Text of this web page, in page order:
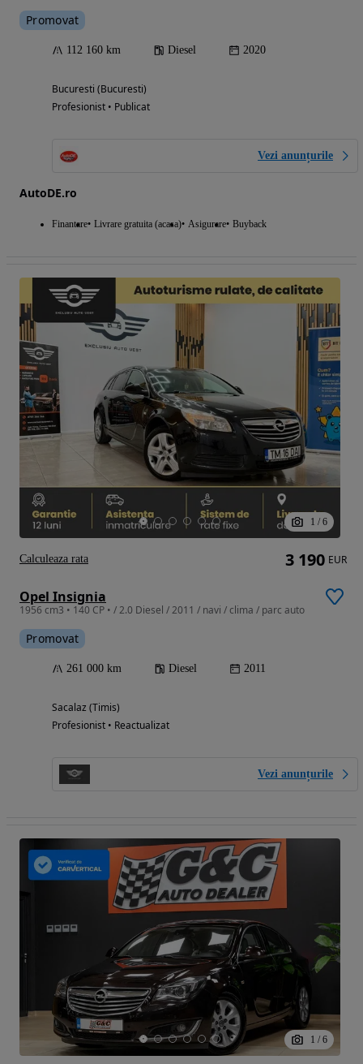
Promovat
112 160 km Diesel 2020
Bucuresti (Bucuresti)
Profesionist • Publicat
Vezi anunțurile
AutoDE.ro
Finantare Livrare gratuita (acasa) Asigurare Buyback
1 / 6
Opel Insignia
1956 cm3 • 140 CP • / 2.0 Diesel / 2011 / navi / clima / parc auto
Promovat
261 000 km Diesel 2011
Sacalaz (Timis)
Profesionist • Reactualizat
Vezi anunțurile
3 190 EUR
Calculeaza rata
1 / 6